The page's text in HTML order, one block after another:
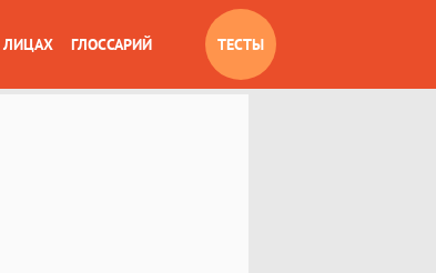
ЛИЦАХ ГЛОССАРИЙ ТЕСТЫ